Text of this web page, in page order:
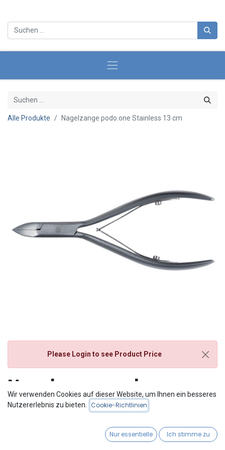
Alle Produkte Nagelzange podo.one Stainless 13 cm
Please Login to see Product Price
Nagelzange podo.one
Stainless 13 cm
Wir verwenden Cookies auf dieser Website, um Ihnen ein besseres
Nutzererlebnis zu bieten.
Cookie-Richtlinien
Nur essentielle Ich stimme zu